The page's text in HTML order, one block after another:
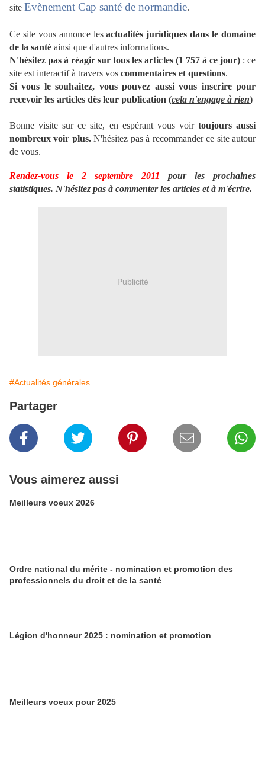
site Evènement Cap santé de normandie.
Ce site vous annonce lesactualités juridiques dans le domaine
de la santé ainsi que d'autres informations.
N'hésitez pas à réagir sur tous les articles (1 757 à ce jour): ce
site est interactif à travers vos commentaires et questions.
Si vous le souhaitez, vous pouvez aussi vous inscrire pour
recevoir les articles dès leur publication (cela n'engage à rien)
Bonne visite sur ce site, en espérant vous voir toujours aussi
nombreux voir plus.N'hésitez pas à recommander ce site autour
de vous.
Rendez-vous le 2 septembre 2011 pour les prochaines
statistiques. N'hésitez pas à commenter les articles et à m'écrire.
Publicité
#Actualités générales
Partager
Vous aimerez aussi
Meilleurs voeux 2026
Ordre national du mérite - nomination et promotion des
professionnels du droit et de la santé
Légion d'honneur 2025 : nomination et promotion
Meilleurs voeux pour 2025